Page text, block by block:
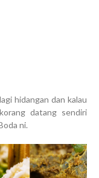
hidangan dan kalau
datang sendiri
ni.